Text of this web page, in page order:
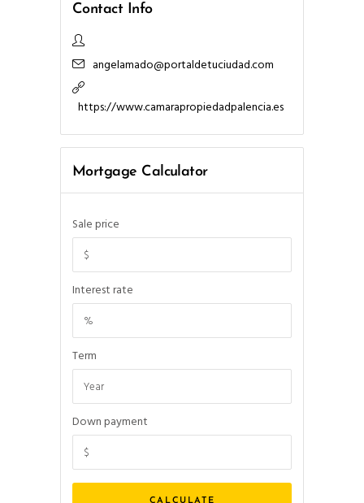
Contact Info
angelamado@portaldetuciudad.com
https://www.camarapropiedadpalencia.es
Mortgage Calculator
Sale price
Interest rate
Term
Down payment